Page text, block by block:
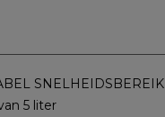
SNELHEIDSBEREIK
5 liter